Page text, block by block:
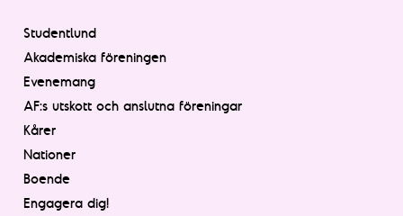
Studentlund
Akademiska föreningen
Evenemang
AF:s utskott och anslutna föreningar
Kårer
Nationer
Boende
Engagera dig!